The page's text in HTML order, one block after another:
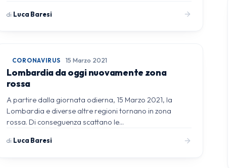
di Luca Baresi
CORONAVIRUS 15 Marzo 2021
Lombardia da oggi nuovamente zona
rossa
A partire dalla giornata odierna, 15 Marzo 2021, la
Lombardia e diverse altre regioni tornano in zona
rossa. Di conseguenza scattano le…
di Luca Baresi